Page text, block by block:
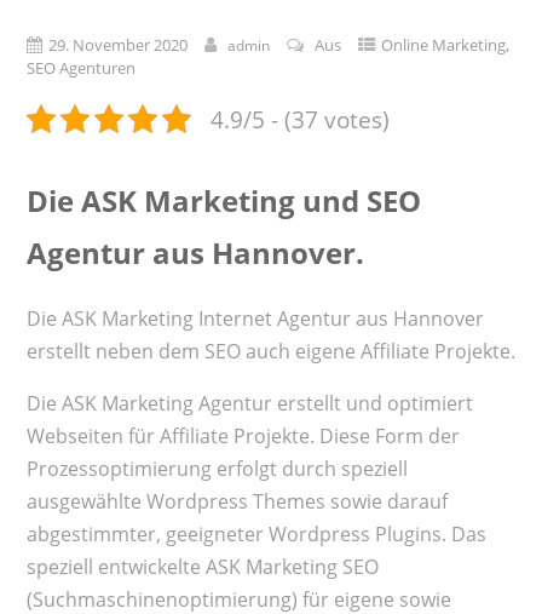
29. November 2020 admin Aus Online Marketing,
SEO Agenturen
4.9/5 - (37 votes)
Die ASK Marketing und SEO
Agentur aus Hannover.
Die ASK Marketing Internet Agentur aus Hannover
erstellt neben dem SEO auch eigene Affiliate Projekte.
Die ASK Marketing Agentur erstellt und optimiert
Webseiten für Affiliate Projekte. Diese Form der
Prozessoptimierung erfolgt durch speziell
ausgewählte Wordpress Themes sowie darauf
abgestimmter, geeigneter Wordpress Plugins. Das
speziell entwickelte ASK Marketing SEO
(Suchmaschinenoptimierung) für eigene sowie